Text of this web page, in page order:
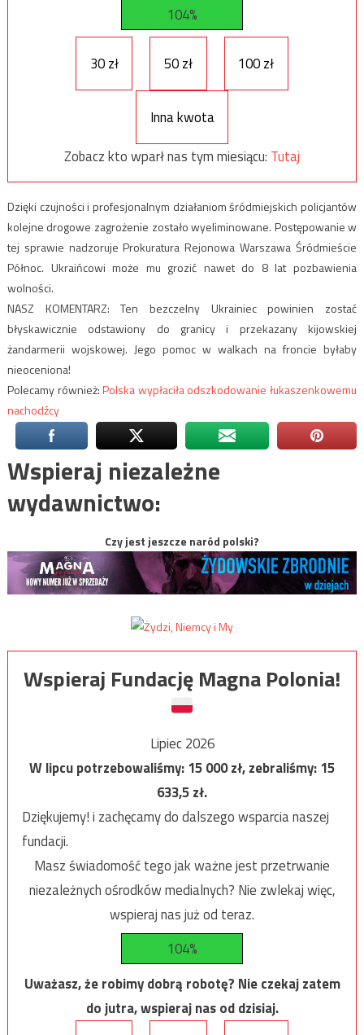
104%
30 zł 50 zł 100 zł
Inna kwota
Zobacz kto wparł nas tym miesiącu: Tutaj
Dzięki czujności i profesjonalnym działaniom śródmiejskich policjantów
kolejne drogowe zagrożenie zostało wyeliminowane. Postępowanie w
tej sprawie nadzoruje Prokuratura Rejonowa Warszawa Śródmieście
Północ. Ukraińcowi może mu grozić nawet do 8 lat pozbawienia
wolności.
NASZ KOMENTARZ: Ten bezczelny Ukrainiec powinien zostać
błyskawicznie odstawiony do granicy i przekazany kijowskiej
żandarmerii wojskowej. Jego pomoc w walkach na froncie byłaby
nieoceniona!
Polecamy również:Polska wypłaciła odszkodowanie łukaszenkowemu
nachodźcy
Wspieraj niezależne
wydawnictwo:
Czy jest jeszcze naród polski?
Wspieraj Fundację Magna Polonia!
Lipiec 2026
W lipcu potrzebowaliśmy:15 000zł, zebraliśmy:15
633,5zł.
Dziękujemy! i zachęcamy do dalszego wsparcia naszej
fundacji.
Masz świadomość tego jak ważne jest przetrwanie
niezależnych ośrodków medialnych? Nie zwlekaj więc,
wspieraj nas już od teraz.
104%
Uważasz, że robimy dobrą robotę? Nie czekaj zatem
do jutra, wspieraj nas od dzisiaj.